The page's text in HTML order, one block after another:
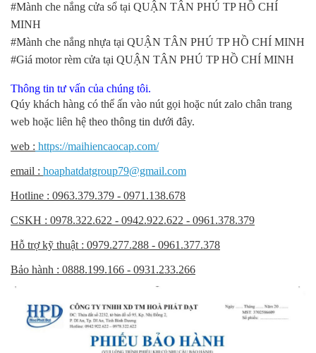
#Mành che nắng cửa sổ tại QUẬN TÂN PHÚ TP HỒ CHÍ
MINH
#Mành che nắng nhựa tại QUẬN TÂN PHÚ TP HỒ CHÍ MINH
#Giá motor rèm cửa tại QUẬN TÂN PHÚ TP HỒ CHÍ MINH
Thông tin tư vấn của chúng tôi.
Qúy khách hàng có thể ấn vào nút gọi hoặc nút zalo chân trang
web hoặc liên hệ theo thông tin dưới đây.
web : https://maihiencaocap.com/
email : hoaphatdatgroup79@gmail.com
Hotline : 0963.379.379 - 0971.138.678
CSKH : 0978.322.622 - 0942.922.622 - 0961.378.379
Hỗ trợ kỹ thuật : 0979.277.288 - 0961.377.378
Bảo hành : 0888.199.166 - 0931.233.266